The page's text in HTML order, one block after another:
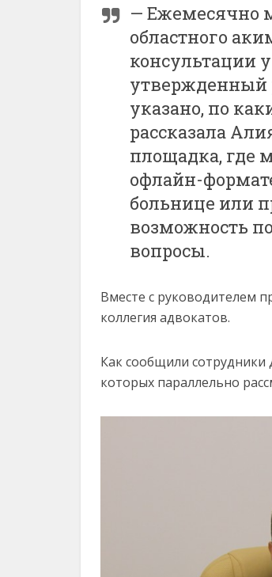
— Ежемесячно
областного
консультации
утвержденный
указано, по
рассказала
площадка, где
офлайн-
больнице или
возможность
вопросы.
Вместе с руководителем
коллегия адвокатов.
Как сообщили сотрудники
которых параллельно